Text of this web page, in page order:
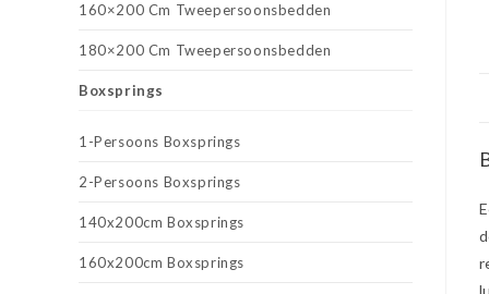
160×200 Cm Tweepersoonsbedden
180×200 Cm Tweepersoonsbedden
Boxsprings
1-Persoons Boxsprings
2-Persoons Boxsprings
140x200cm Boxsprings
160x200cm Boxsprings